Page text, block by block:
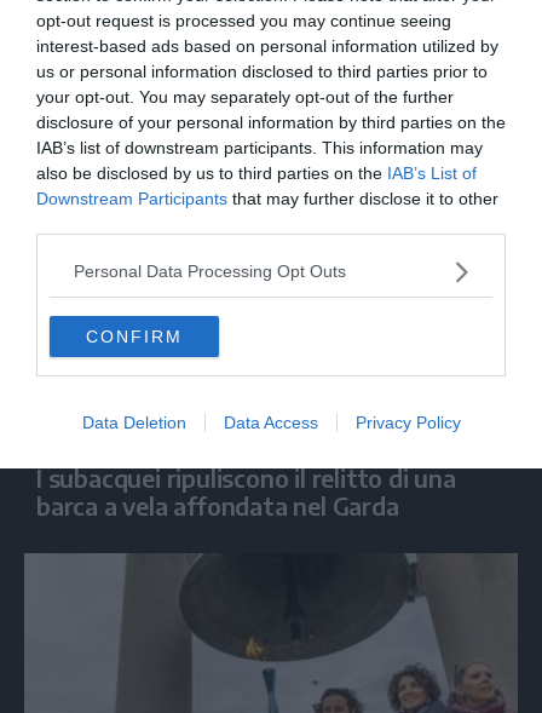
opt-out request is processed you may continue seeing
interest-based ads based on personal information utilized by
us or personal information disclosed to third parties prior to
your opt-out. You may separately opt-out of the further
disclosure of your personal information by third parties on the
IAB’s list of downstream participants. This information may
also be disclosed by us to third parties on the IAB’s List of
Downstream Participants that may further disclose it to other
Personal Data Processing Opt Outs
CONFIRM
Data Deletion Data Access Privacy Policy
Marcialonga, un sabato spettacolare. Le
foto più belle (Foto Newspower)
I subacquei ripuliscono il relitto di una
barca a vela affondata nel Garda